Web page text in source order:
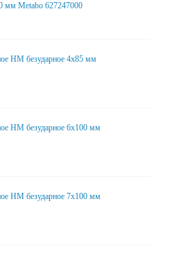
мм Metabo 627247000
НМ безударное 4x85 мм
НМ безударное 6x100 мм
НМ безударное 7x100 мм